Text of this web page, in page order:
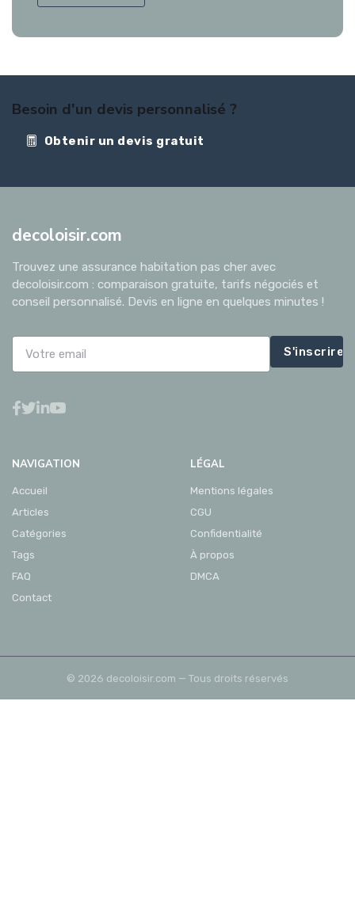
Besoin d'un devis personnalisé ?
Obtenir un devis gratuit
decoloisir.com
Trouvez une assurance habitation pas cher avec
decoloisir.com : comparaison gratuite, tarifs négociés et
conseil personnalisé. Devis en ligne en quelques minutes !
S'inscrire
NAVIGATION
Accueil
Articles
Catégories
Tags
FAQ
Contact
LÉGAL
Mentions légales
CGU
Confidentialité
À propos
DMCA
© 2026 decoloisir.com — Tous droits réservés